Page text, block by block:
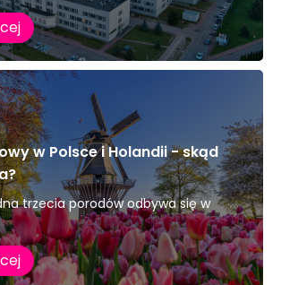
w Polsce i Holandii - skąd
trzecia porodów odbywa się w